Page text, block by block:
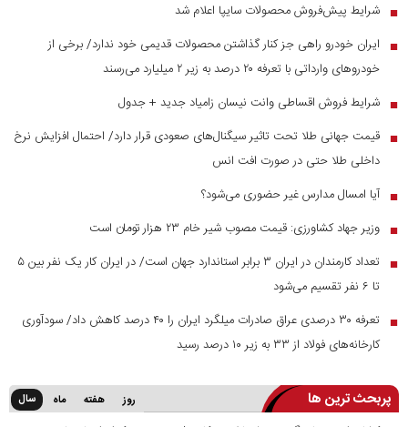
■ شرایط پیش‌فروش محصولات سایپا اعلام شد
■
ایران خودرو راهی جز کنار گذاشتن محصولات قدیمی خود ندارد/ برخی از
خودرو‌های وارداتی با تعرفه ۲۰ درصد به زیر ۲ میلیارد می‌رسند
■ شرایط فروش اقساطی وانت نیسان زامیاد جدید + جدول
■ قیمت جهانی طلا تحت تاثیر سیگنال‌های صعودی قرار دارد/ احتمال افزایش نرخ
داخلی طلا حتی در صورت افت انس
■ آیا امسال مدارس غیر حضوری می‌شود؟
■ وزیر جهاد کشاورزی: قیمت مصوب شیر خام ۲۳ هزار تومان است
■
تعداد کارمندان در ایران ۳ برابر استاندارد جهان است/ در ایران کار یک نفر بین ۵
تا ۶ نفر تقسیم می‌شود
■
تعرفه ۳۰ درصدی عراق صادرات میلگرد ایران را ۴۰ درصد کاهش داد/ سودآوری
کارخانه‌های فولاد از ۳۳ به زیر ۱۰ درصد رسید
پربحث ترین ها روز هفته ماه سال